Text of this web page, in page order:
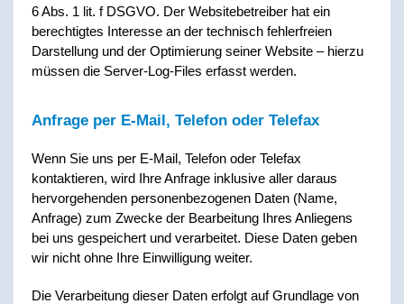
6 Abs. 1 lit. f DSGVO. Der Websitebetreiber hat ein
berechtigtes Interesse an der technisch fehlerfreien
Darstellung und der Optimierung seiner Website – hierzu
müssen die Server-Log-Files erfasst werden.
Anfrage per E-Mail, Telefon oder Telefax
Wenn Sie uns per E-Mail, Telefon oder Telefax
kontaktieren, wird Ihre Anfrage inklusive aller daraus
hervorgehenden personenbezogenen Daten (Name,
Anfrage) zum Zwecke der Bearbeitung Ihres Anliegens
bei uns gespeichert und verarbeitet. Diese Daten geben
wir nicht ohne Ihre Einwilligung weiter.
Die Verarbeitung dieser Daten erfolgt auf Grundlage von